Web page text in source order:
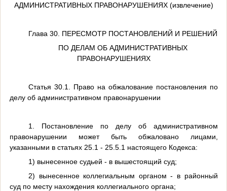
АДМИНИСТРАТИВНЫХ ПРАВОНАРУШЕНИЯХ (извлечение)
Глава 30. ПЕРЕСМОТР ПОСТАНОВЛЕНИЙ И РЕШЕНИЙ
ПО ДЕЛАМ ОБ АДМИНИСТРАТИВНЫХ
ПРАВОНАРУШЕНИЯХ
Статья 30.1. Право на обжалование постановления по
делу об административном правонарушении
1. Постановление по делу об административном
правонарушении может быть обжаловано лицами,
указанными в статьях 25.1 - 25.5.1 настоящего Кодекса:
1) вынесенное судьей - в вышестоящий суд;
2) вынесенное коллегиальным органом - в районный
суд по месту нахождения коллегиального органа;